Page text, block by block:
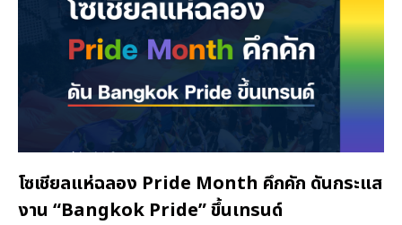
โซเชียลแห่ฉลอง Pride Month คึกคัก ดันกระแส
งาน “Bangkok Pride” ขึ้นเทรนด์